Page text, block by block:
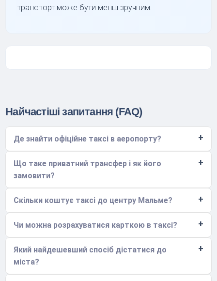
транспорт може бути менш зручним.
Найчастіші запитання (FAQ)
Де знайти офіційне таксі в аеропорту?
Що таке приватний трансфер і як його
замовити?
Скільки коштує таксі до центру Мальме?
Чи можна розрахуватися карткою в таксі?
Який найдешевший спосіб дістатися до
міста?